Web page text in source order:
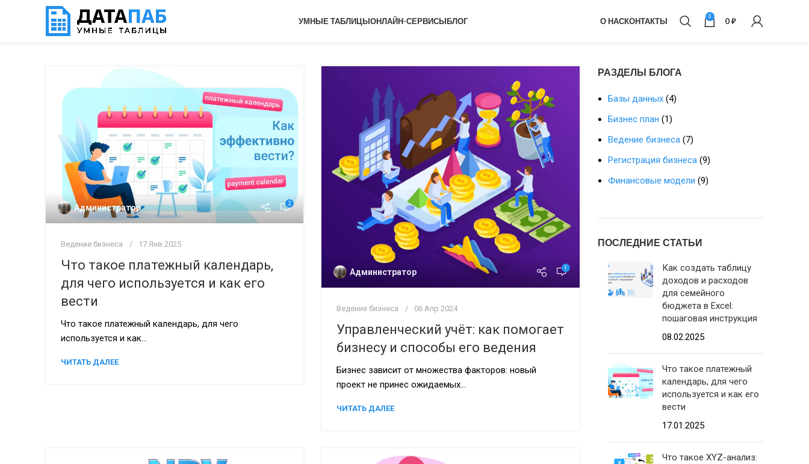
УМНЫЕ ТАБЛИЦЫОНЛАЙН-СЕРВИСЫБЛОГ О НАСКОНТАКТЫ 0 0₽
Администратор 2
Ведение бизнеса 17 Янв 2025
Что такое платежный календарь,
для чего используется и как его
вести
Что такое платежный календарь, для чего
используется и как...
ЧИТАТЬ ДАЛЕЕ
Администратор 1
Ведение бизнеса 06 Апр 2024
Управленческий учёт: как помогает
бизнесу и способы его ведения
Бизнес зависит от множества факторов: новый
проект не принес ожидаемых...
ЧИТАТЬ ДАЛЕЕ
РАЗДЕЛЫ БЛОГА
Базы данных(4)
Бизнес план (1)
Ведение бизнеса(7)
Регистрация бизнеса(9)
Финансовые модели (9)
ПОСЛЕДНИЕ СТАТЬИ
Как создать таблицу
доходов и расходов
для семейного
бюджета в Excel:
пошаговая инструкция
08.02.2025
Что такое платежный
календарь, для чего
используется и как его
вести
17.01.2025
Что такое XYZ-анализ: